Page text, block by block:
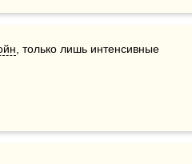
, только лишь интенсивные